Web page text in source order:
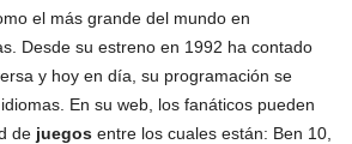
el más grande del mundo en
Desde su estreno en 1992 ha contado
y hoy en día, su programación se
En su web, los fanáticos pueden
de juegos entre los cuales están: Ben 10,